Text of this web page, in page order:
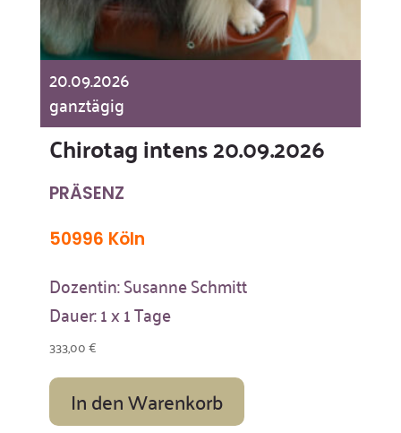
20.09.2026
ganztägig
Chirotag intens 20.09.2026
PRÄSENZ
50996 Köln
Dozentin: Susanne Schmitt
Dauer: 1 x 1 Tage
333,00€
In den Warenkorb